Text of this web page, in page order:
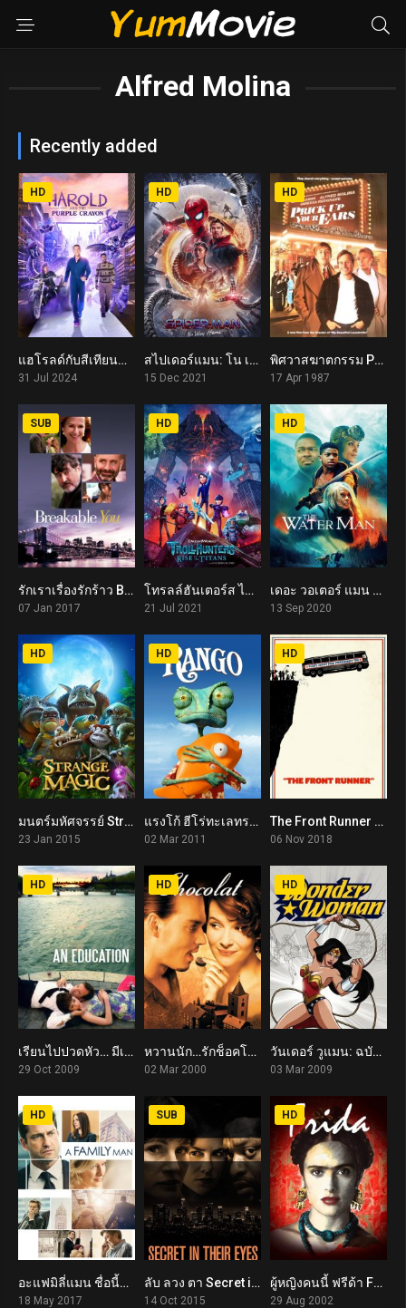
Alfred Molina
Recently added
5.8
HD
แฮโรลด์กับสีเทียนมหัศจรรย์ Harold and the Purple Crayon (2024)
31 Jul 2024
8.6
HD
สไปเดอร์แมน: โน เวย์ โฮม Spider-Man: No Way Home (2021)
15 Dec 2021
7.3
HD
พิศวาสฆาตกรรม Prick Up Your Ears (1987)
17 Apr 1987
5.5
SUB
รักเราเรื่องรักร้าว Breakable You (2017)
07 Jan 2017
7.9
HD
โทรลล์ฮันเตอร์ส ไรส์ ออฟ เดอะ ไททันส์ Trollhunters: Rise of the Titans (2021)
21 Jul 2021
4.9
HD
เดอะ วอเตอร์ แมน The Water Man (2020)
13 Sep 2020
5.8
HD
มนตร์มหัศจรรย์ Strange Magic (2015)
23 Jan 2015
7.2
HD
แรงโก้ ฮีโร่ทะเลทราย Rango (2011)
02 Mar 2011
6.1
HD
The Front Runner (2018)
06 Nov 2018
7.3
HD
เรียนไปปวดหัว… มีเธอดีกว่า An Education (2009)
29 Oct 2009
7.2
HD
หวานนัก…รักช็อคโกแลต Chocolat (2000)
02 Mar 2000
7.3
HD
วันเดอร์ วูแมน: ฉบับย้อนรำลึกสาวน้อยมหัศจรรย์ Wonder Woman (2009)
03 Mar 2009
6.5
HD
อะแฟมิลี่แมน ชื่อนี้ใครก็รัก A Family Man (2017)
18 May 2017
0
SUB
ลับ ลวง ตา Secret in Their Eyes (2015)
14 Oct 2015
7.4
HD
ผู้หญิงคนนี้ ฟรีด้า Frida (2002)
29 Aug 2002